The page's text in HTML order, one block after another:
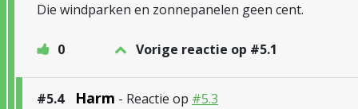
Die windparken en zonnepanelen geen cent.
0 Vorige reactie op #5.1
#5.4 Harm - Reactie op #5.3